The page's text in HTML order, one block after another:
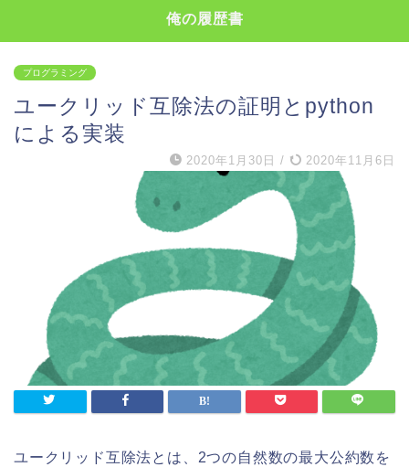
俺の履歴書
プログラミング
ユークリッド互除法の証明とpython
による実装
2020年1月30日 / 2020年11月6日
ユークリッド互除法とは、2つの自然数の最大公約数を